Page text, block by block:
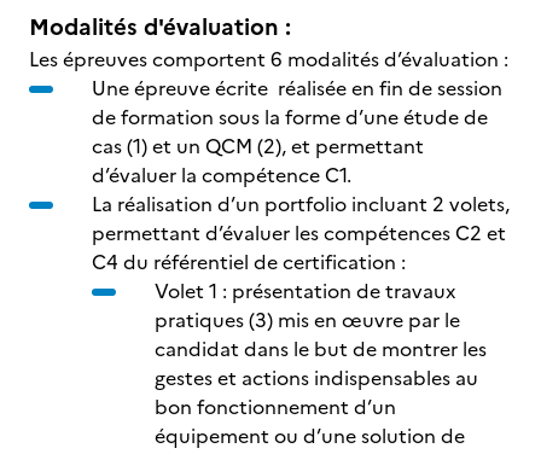
Modalités d'évaluation :
Les épreuves comportent 6 modalités d’évaluation :
Une épreuve écrite réalisée en fin de session
de formation sous la forme d’une étude de
cas (1) et un QCM (2), et permettant
d’évaluer la compétence C1.
La réalisation d’un portfolio incluant 2 volets,
permettant d’évaluer les compétences C2 et
C4 du référentiel de certification :
Volet 1 : présentation de travaux
pratiques (3) mis en œuvre par le
candidat dans le but de montrer les
gestes et actions indispensables au
bon fonctionnement d’un
équipement ou d’une solution de